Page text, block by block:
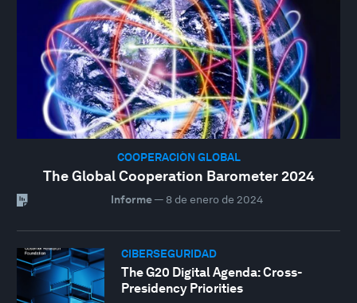
COOPERACIÓN GLOBAL
The Global Cooperation Barometer 2024
Informe— 8 de enero de 2024
CIBERSEGURIDAD
The G20 Digital Agenda: Cross-
Presidency Priorities